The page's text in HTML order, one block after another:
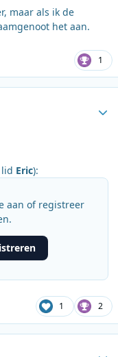
maar als ik de
het aan.
1
Eric):
aan of registreer
1 2